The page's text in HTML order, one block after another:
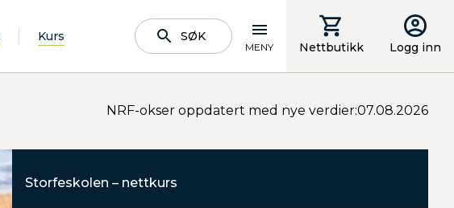
Kurs SØK
MENY Nettbutikk Logg inn
NRF-okser oppdatert med nye verdier:07.08.2026
Storfeskolen – nettkurs